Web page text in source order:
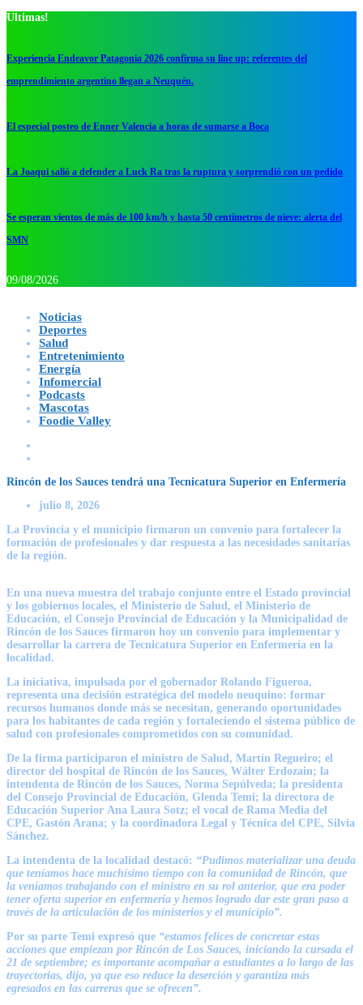
Ultimas!
Experiencia Endeavor Patagonia 2026 confirma su line up: referentes del
emprendimiento argentino llegan a Neuquén.
El especial posteo de Enner Valencia a horas de sumarse a Boca
La Joaqui salió a defender a Luck Ra tras la ruptura y sorprendió con un pedido
Se esperan vientos de más de 100 km/h y hasta 50 centímetros de nieve: alerta del
SMN
09/08/2026
Noticias
Deportes
Salud
Entretenimiento
Energía
Infomercial
Podcasts
Mascotas
Foodie Valley
Rincón de los Sauces tendrá una Tecnicatura Superior en Enfermería
julio 8, 2026
La Provincia y el municipio firmaron un convenio para fortalecer la
formación de profesionales y dar respuesta a las necesidades sanitarias
de la región.
En una nueva muestra del trabajo conjunto entre el Estado provincial
y los gobiernos locales, el Ministerio de Salud, el Ministerio de
Educación, el Consejo Provincial de Educación y la Municipalidad de
Rincón de los Sauces firmaron hoy un convenio para implementar y
desarrollar la carrera de Tecnicatura Superior en Enfermería en la
localidad.
La iniciativa, impulsada por el gobernador Rolando Figueroa,
representa una decisión estratégica del modelo neuquino: formar
recursos humanos donde más se necesitan, generando oportunidades
para los habitantes de cada región y fortaleciendo el sistema público de
salud con profesionales comprometidos con su comunidad.
De la firma participaron el ministro de Salud, Martín Regueiro; el
director del hospital de Rincón de los Sauces, Wálter Erdozain; la
intendenta de Rincón de los Sauces, Norma Sepúlveda; la presidenta
del Consejo Provincial de Educación, Glenda Temi; la directora de
Educación Superior Ana Laura Sotz; el vocal de Rama Media del
CPE, Gastón Arana; y la coordinadora Legal y Técnica del CPE, Silvia
Sánchez.
La intendenta de la localidad destacó: “Pudimos materializar una deuda
que teníamos hace muchísimo tiempo con la comunidad de Rincón, que
la veníamos trabajando con el ministro en su rol anterior, que era poder
tener oferta superior en enfermería y hemos logrado dar este gran paso a
través de la articulación de los ministerios y el municipio”.
Por su parte Temi expresó que “estamos felices de concretar estas
acciones que empiezan por Rincón de Los Sauces, iniciando la cursada el
21 de septiembre; es importante acompañar a estudiantes a lo largo de las
trayectorias, dijo, ya que eso reduce la deserción y garantiza más
egresados en las carreras que se ofrecen”.